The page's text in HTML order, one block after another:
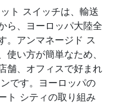
ト スイッチは、輸送
ら、ヨーロッパ大陸全
。アンマネージド ス
使い方が簡単なため、
舗、オフィスで好まれ
です。ヨーロッパの
ト シティの取り組み